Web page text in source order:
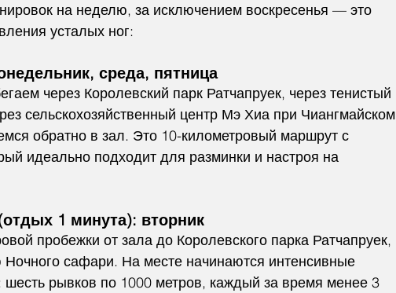
на неделю, за исключением воскресенья — это
усталых ног:
среда, пятница
через Королевский парк Ратчапруек, через тенистый
сельскохозяйственный центр Мэ Хиа при Чиангмайском
обратно в зал. Это 10-километровый маршрут с
идеально подходит для разминки и настроя на
1 минута): вторник
пробежки от зала до Королевского парка Ратчапруек,
Ночного сафари. На месте начинаются интенсивные
шесть рывков по 1000 метров, каждый за время менее 3